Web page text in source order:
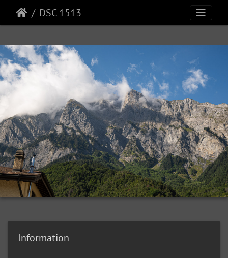
DSC 1513
Information